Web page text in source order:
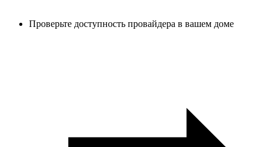
Проверьте доступность провайдера в вашем доме